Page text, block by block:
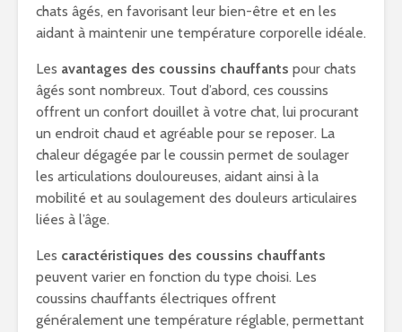
chats âgés, en favorisant leur bien-être et en les
aidant à maintenir une température corporelle idéale.
Les avantages des coussins chauffants pour chats
âgés sont nombreux. Tout d’abord, ces coussins
offrent un confort douillet à votre chat, lui procurant
un endroit chaud et agréable pour se reposer. La
chaleur dégagée par le coussin permet de soulager
les articulations douloureuses, aidant ainsi à la
mobilité et au soulagement des douleurs articulaires
liées à l’âge.
Les caractéristiques des coussins chauffants
peuvent varier en fonction du type choisi. Les
coussins chauffants électriques offrent
généralement une température réglable, permettant